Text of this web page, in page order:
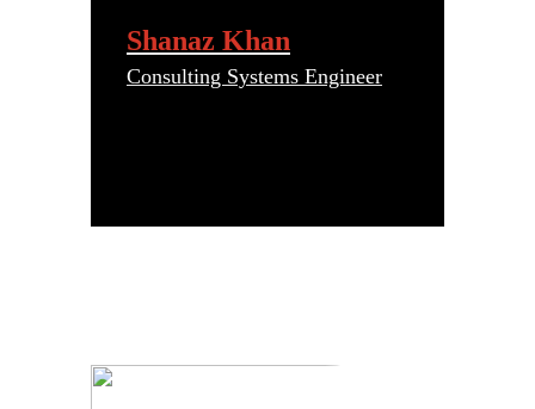
Shanaz Khan
Consulting Systems Engineer